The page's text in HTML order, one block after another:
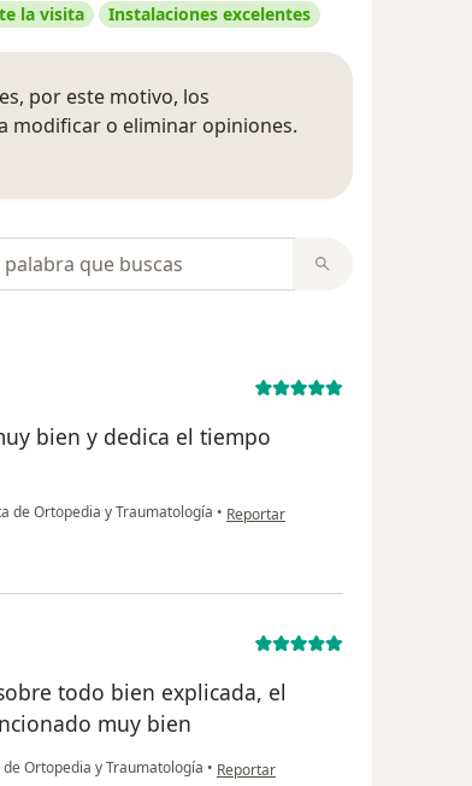
la visita Instalaciones excelentes
por este motivo, los
modificar o eliminar opiniones.
bien y dedica el tiempo
de Ortopedia y Traumatología • en opinión del usuario RXA
Reportar
todo bien explicada, el
muy bien
Ortopedia y Traumatología • en opinión del usuario Carlos Castillo
Reportar